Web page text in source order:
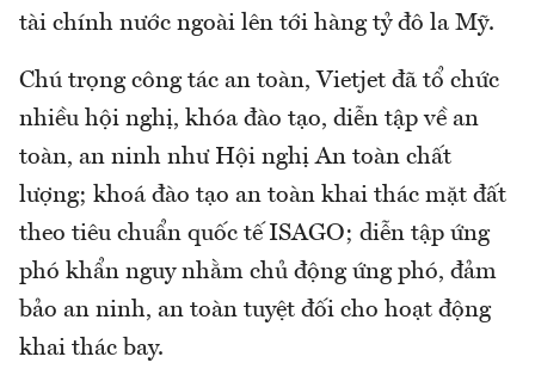
tài chính nước ngoài lên tới hàng tỷ đô la Mỹ.
Chú trọng công tác an toàn, Vietjet đã tổ chức
nhiều hội nghị, khóa đào tạo, diễn tập về an
toàn, an ninh như Hội nghị An toàn chất
lượng; khoá đào tạo an toàn khai thác mặt đất
theo tiêu chuẩn quốc tế ISAGO; diễn tập ứng
phó khẩn nguy nhằm chủ động ứng phó, đảm
bảo an ninh, an toàn tuyệt đối cho hoạt động
khai thác bay.